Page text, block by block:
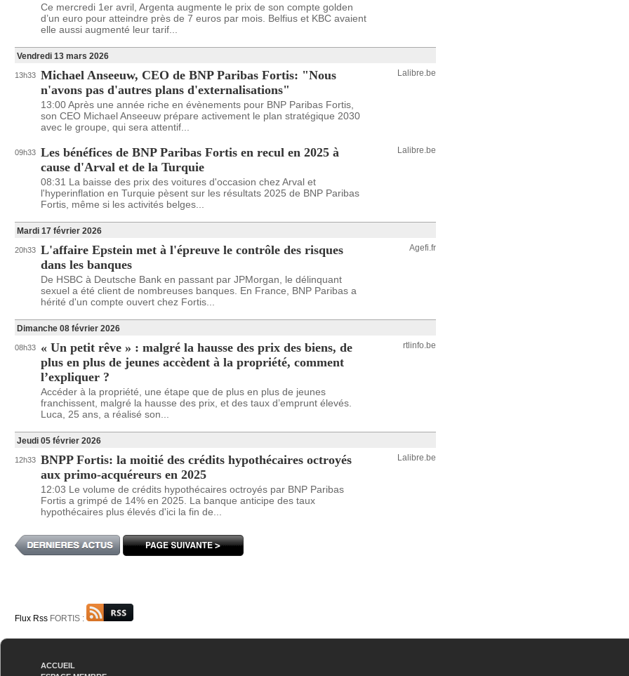
Ce mercredi 1er avril, Argenta augmente le prix de son compte golden
d’un euro pour atteindre près de 7 euros par mois. Belfius et KBC avaient
elle aussi augmenté leur tarif...
Vendredi 13 mars 2026
13h33 Michael Anseeuw, CEO de BNP Paribas Fortis: "Nous
n'avons pas d'autres plans d'externalisations"
13:00 Après une année riche en évènements pour BNP Paribas Fortis,
son CEO Michael Anseeuw prépare activement le plan stratégique 2030
avec le groupe, qui sera attentif...
Lalibre.be
09h33 Les bénéfices de BNP Paribas Fortis en recul en 2025 à
cause d'Arval et de la Turquie
08:31 La baisse des prix des voitures d'occasion chez Arval et
l'hyperinflation en Turquie pèsent sur les résultats 2025 de BNP Paribas
Fortis, même si les activités belges...
Lalibre.be
Mardi 17 février 2026
20h33 L'affaire Epstein met à l'épreuve le contrôle des risques
dans les banques
De HSBC à Deutsche Bank en passant par JPMorgan, le délinquant
sexuel a été client de nombreuses banques. En France, BNP Paribas a
hérité d'un compte ouvert chez Fortis...
Agefi.fr
Dimanche 08 février 2026
08h33
« Un petit rêve » : malgré la hausse des prix des biens, de
plus en plus de jeunes accèdent à la propriété, comment
l’expliquer ?
Accéder à la propriété, une étape que de plus en plus de jeunes
franchissent, malgré la hausse des prix, et des taux d’emprunt élevés.
Luca, 25 ans, a réalisé son...
rtlinfo.be
Jeudi 05 février 2026
12h33 BNPP Fortis: la moitié des crédits hypothécaires octroyés
aux primo-acquéreurs en 2025
12:03 Le volume de crédits hypothécaires octroyés par BNP Paribas
Fortis a grimpé de 14% en 2025. La banque anticipe des taux
hypothécaires plus élevés d'ici la fin de...
Lalibre.be
Flux Rss FORTIS :
ACCUEIL